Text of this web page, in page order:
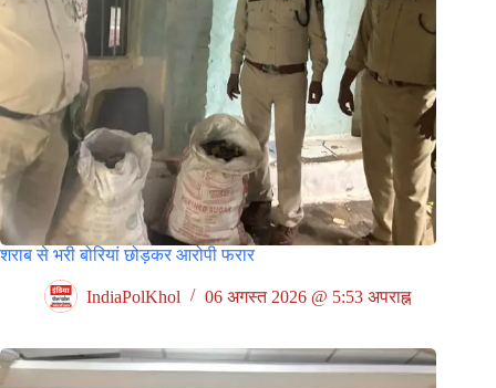
शराब से भरी बोरियां छोड़कर आरोपी फरार
IndiaPolKhol 06 अगस्त 2026 @ 5:53 अपराह्न